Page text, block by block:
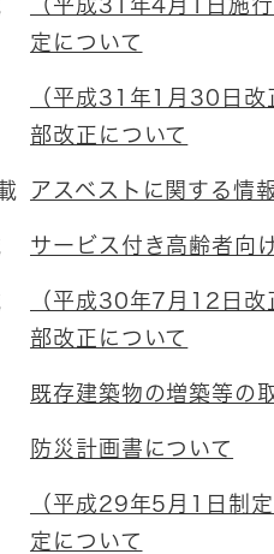
（平成31年4月1日施
定について
（平成31年1月30日改
部改正について
アスベストに関する情
サービス付き高齢者向
（平成30年7月12日改
部改正について
既存建築物の増築等の
防災計画書について
（平成29年5月1日制
定について